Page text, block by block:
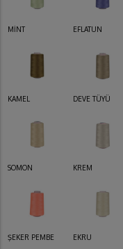
MİNT EFLATUN
KAMEL DEVE TÜYÜ
SOMON KREM
ŞEKER PEMBE EKRU